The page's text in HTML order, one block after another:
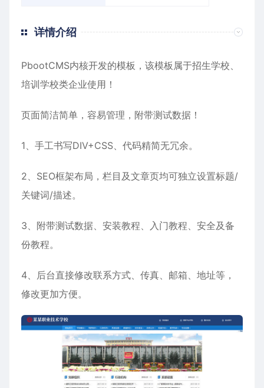
详情介绍
PbootCMS内核开发的模板，该模板属于招生学校、
培训学校类企业使用！
页面简洁简单，容易管理，附带测试数据！
1、手工书写DIV+CSS、代码精简无冗余。
2、SEO框架布局，栏目及文章页均可独立设置标题/
关键词/描述。
3、附带测试数据、安装教程、入门教程、安全及备
份教程。
4、后台直接修改联系方式、传真、邮箱、地址等，
修改更加方便。